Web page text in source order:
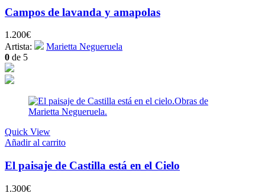
Campos de lavanda y amapolas
1.200€
Artista:
Marietta Negueruela
0 de 5
Quick View
Añadir al carrito
El paisaje de Castilla está en el Cielo
1.300€